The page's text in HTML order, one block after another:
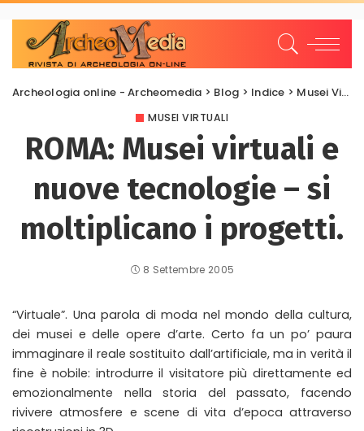
Archeologia online - Archeomedia > Blog > Indice > Musei Virtuali
MUSEI VIRTUALI
ROMA: Musei virtuali e
nuove tecnologie – si
moltiplicano i progetti.
8 Settembre 2005
“Virtuale”. Una parola di moda nel mondo della cultura,
dei musei e delle opere d’arte. Certo fa un po’ paura
immaginare il reale sostituito dall’artificiale, ma in verità il
fine è nobile: introdurre il visitatore più direttamente ed
emozionalmente nella storia del passato, facendo
rivivere atmosfere e scene di vita d’epoca attraverso